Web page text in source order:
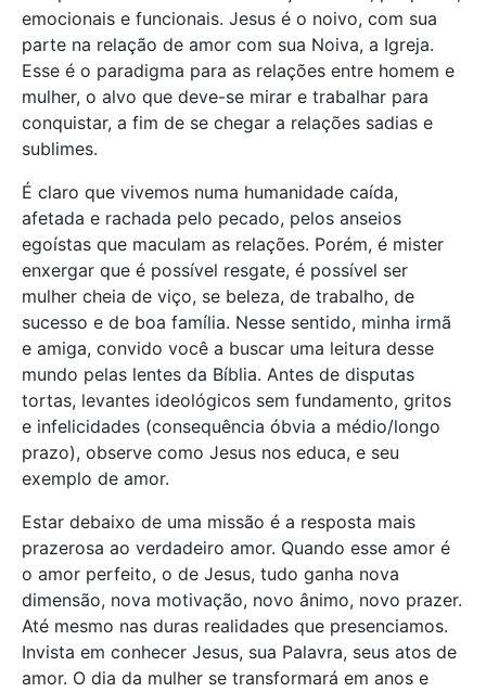
emocionais e funcionais. Jesus é o noivo, com sua
parte na relação de amor com sua Noiva, a Igreja.
Esse é o paradigma para as relações entre homem e
mulher, o alvo que deve-se mirar e trabalhar para
conquistar, a fim de se chegar a relações sadias e
sublimes.
É claro que vivemos numa humanidade caída,
afetada e rachada pelo pecado, pelos anseios
egoístas que maculam as relações. Porém, é mister
enxergar que é possível resgate, é possível ser
mulher cheia de viço, se beleza, de trabalho, de
sucesso e de boa família. Nesse sentido, minha irmã
e amiga, convido você a buscar uma leitura desse
mundo pelas lentes da Bíblia. Antes de disputas
tortas, levantes ideológicos sem fundamento, gritos
e infelicidades (consequência óbvia a médio/longo
prazo), observe como Jesus nos educa, e seu
exemplo de amor.
Estar debaixo de uma missão é a resposta mais
prazerosa ao verdadeiro amor. Quando esse amor é
o amor perfeito, o de Jesus, tudo ganha nova
dimensão, nova motivação, novo ânimo, novo prazer.
Até mesmo nas duras realidades que presenciamos.
Invista em conhecer Jesus, sua Palavra, seus atos de
amor. O dia da mulher se transformará em anos e